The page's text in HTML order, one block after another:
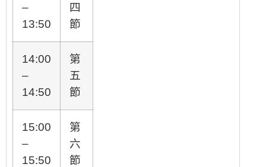
–
13:50
四
節
14:00
–
14:50
第
五
節
15:00
–
15:50
第
六
節